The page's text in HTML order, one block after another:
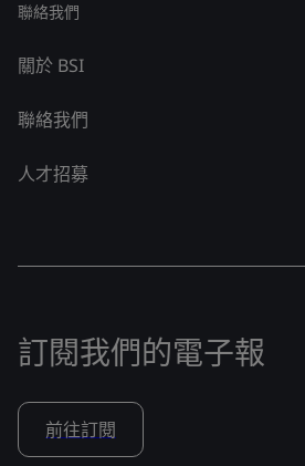
聯絡我們
關於 BSI
聯絡我們
人才招募
訂閱我們的電子報
前往訂閱